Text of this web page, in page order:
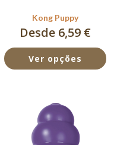
Kong Puppy
Desde 6,59 €
Ver opções